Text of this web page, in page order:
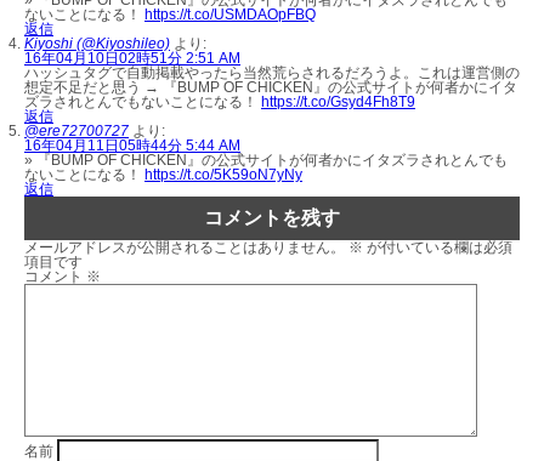
ないことになる！ https://t.co/USMDAOpFBQ
返信
Kiyoshi (@Kiyoshileo) より:
16年04月10日02時51分 2:51 AM
ハッシュタグで自動掲載やったら当然荒らされるだろうよ。これは運営側の
想定不足だと思う → 『BUMP OF CHICKEN』の公式サイトが何者かにイタ
ズラされとんでもないことになる！ https://t.co/Gsyd4Fh8T9
返信
@ere72700727 より:
16年04月11日05時44分 5:44 AM
» 『BUMP OF CHICKEN』の公式サイトが何者かにイタズラされとんでも
ないことになる！ https://t.co/5K59oN7yNy
返信
コメントを残す
メールアドレスが公開されることはありません。 ※ が付いている欄は必須
項目です
コメント ※
名前